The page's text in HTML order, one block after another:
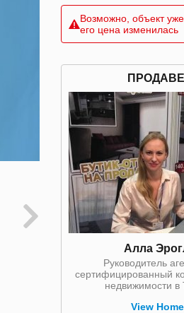
Возможно, объект
его цена изменилась
Алла
Руководитель
сертифицированный
недвижимости в
View